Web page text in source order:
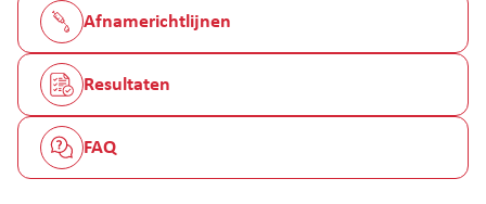
Afnamerichtlijnen
Resultaten
FAQ